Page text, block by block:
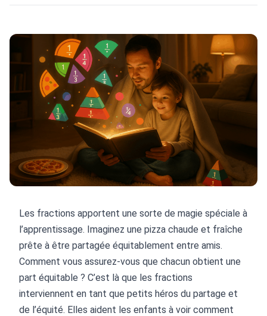
Les fractions apportent une sorte de magie spéciale à
l’apprentissage. Imaginez une pizza chaude et fraîche
prête à être partagée équitablement entre amis.
Comment vous assurez-vous que chacun obtient une
part équitable ? C’est là que les fractions
interviennent en tant que petits héros du partage et
de l’équité. Elles aident les enfants à voir comment